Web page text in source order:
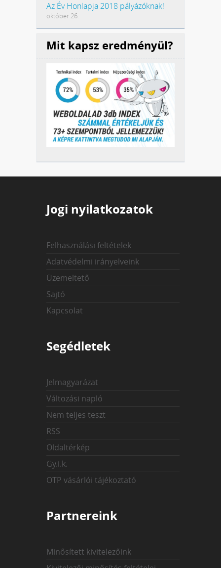
Az Év Honlapja 2018 pályázóknak!
október 26.
Mit kapsz eredményül?
Jogi nyilatkozatok
Felhasználási feltételek
Adatvédelmi irányelveink
Üzemeltető
Sajtó
Kapcsolat
Segédletek
Jelmagyarázat
Változási napló
Nem teljes teszt
RSS
Oldaltérkép
Gy.i.k.
OTP vásárlói tájékoztató
Partnereink
Minősített kivitelezőink